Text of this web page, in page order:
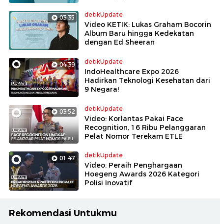
03:35 detikUpdate
Video KETIK: Lukas Graham Bocorin
Album Baru hingga Kedekatan
dengan Ed Sheeran
04:39 detikUpdate
IndoHealthcare Expo 2026
Hadirkan Teknologi Kesehatan dari
9 Negara!
03:52 detikUpdate
Video: Korlantas Pakai Face
Recognition, 16 Ribu Pelanggaran
Pelat Nomor Terekam ETLE
01:47 detikUpdate
Video: Peraih Penghargaan
Hoegeng Awards 2026 Kategori
Polisi Inovatif
Rekomendasi Untukmu